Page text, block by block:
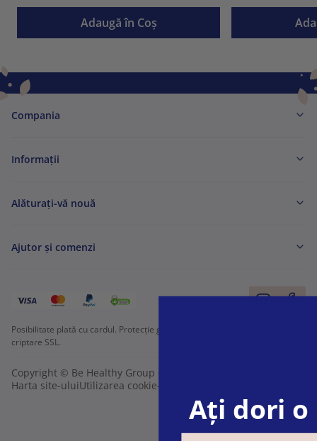
Adaugă în Coş
Compania
Informaţii
Alăturați-vă nouă
Ajutor și comenzi
Posibilitate plată cu cardul. Protecție garantată a datelor personale prin
criptare SSL.
Copyright © Be Healthy Group d.o.o. 2012 - 2026
Harta site-uluiUtilizarea cookie-urilor
Ați dori o